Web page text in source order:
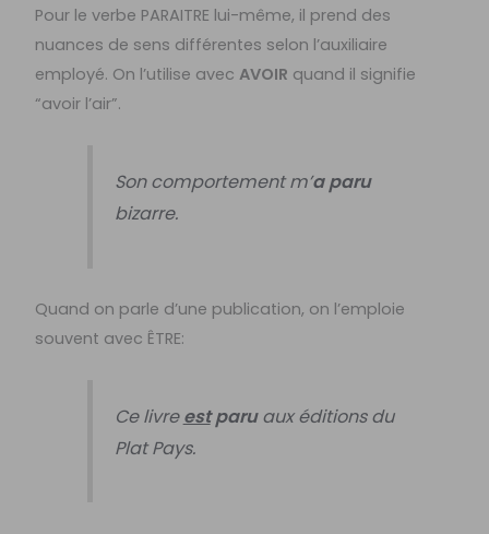
Pour le verbe PARAITRE lui-même, il prend des
nuances de sens différentes selon l’auxiliaire
employé. On l’utilise avecAVOIR quand il signifie
“avoir l’air”.
Son comportement m’a paru
bizarre.
Quand on parle d’une publication, on l’emploie
souvent avec ÊTRE:
Ce livreestparuaux éditions du
Plat Pays.